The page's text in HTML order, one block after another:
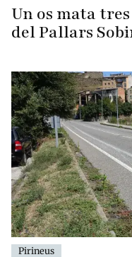
Un os mata
del Pallars
Pirineus